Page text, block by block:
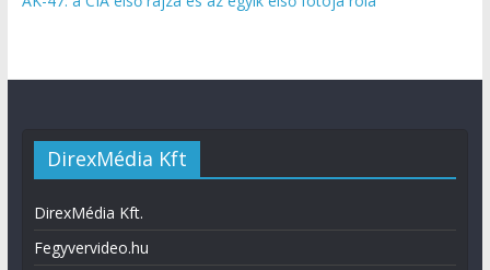
DirexMédia Kft
DirexMédia Kft.
Fegyvervideo.hu